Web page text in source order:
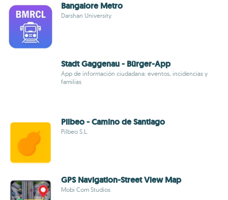
Bangalore Metro
Darshan University
Stadt Gaggenau - Bürger-App
App de información ciudadana: eventos, incidencias y
familias
Pilbeo - Camino de Santiago
Pilbeo S.L.
GPS Navigation-Street View Map
Mobi Com Studios